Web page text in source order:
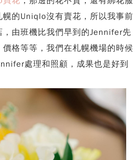
的Uniqlo沒有賣花，所以我事前
，由班機比我們早到的Jennifer先
格等等，我們在札幌機場的時候
處理和照顧，成果也是好到